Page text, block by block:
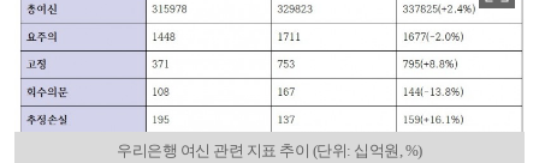
우리은행 여신 관련 지표 추이 (단위: 십억원, %)